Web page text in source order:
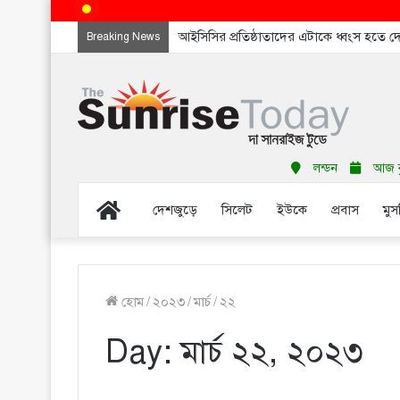
Breaking News আইসিসির প্রতিষ্ঠাতাদের এটাকে ধ্বংস হতে
লন্ডন আজ
Homeদেশজুড়ে সিলেট ইউকে প্রবাস
হোম/ ২০২৩/মার্চ/ ২২
Day:মার্চ ২২, ২০২৩